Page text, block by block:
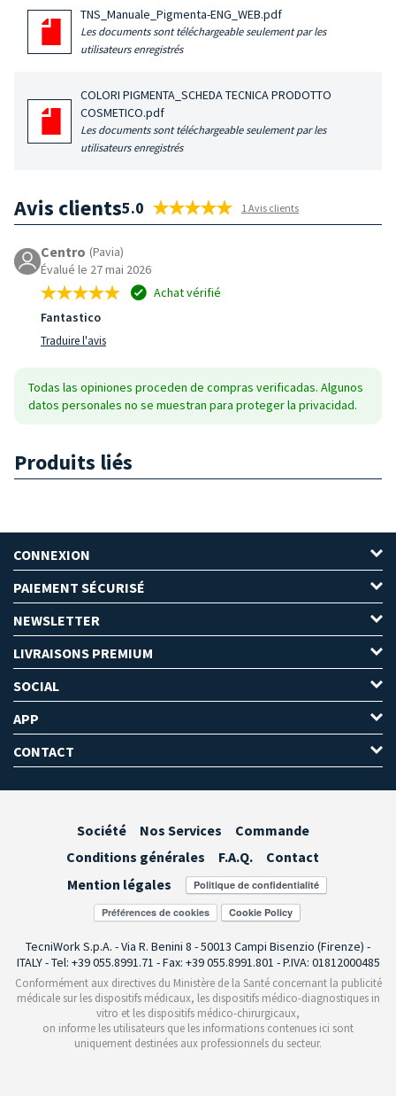
TNS_Manuale_Pigmenta-ENG_WEB.pdf
Les documents sont téléchargeable seulement par les
utilisateurs enregistrés
COLORI PIGMENTA_SCHEDA TECNICA PRODOTTO
COSMETICO.pdf
Les documents sont téléchargeable seulement par les
utilisateurs enregistrés
Avis clients5.0 1 Avis clients
Centro (Pavia)
Évalué le 27 mai 2026
Achat vérifié
Fantastico
Traduire l'avis
Todas las opiniones proceden de compras verificadas. Algunos
datos personales no se muestran para proteger la privacidad.
Produits liés
CONNEXION
PAIEMENT SÉCURISÉ
NEWSLETTER
LIVRAISONS PREMIUM
SOCIAL
APP
CONTACT
Société Nos Services
Commande
Conditions générales
F.A.Q.
Contact
Mention légales
Préférences de cookies
TecniWork S.p.A. - Via R. Benini 8 - 50013 Campi Bisenzio (Firenze) -
ITALY - Tel: +39 055.8991.71 - Fax: +39 055.8991.801 - P.IVA: 01812000485
Conformément aux directives du Ministère de la Santé concernant la publicité
médicale sur les dispositifs médicaux, les dispositifs médico-diagnostiques in
vitro et les dispositifs médico-chirurgicaux,
on informe les utilisateurs que les informations contenues ici sont
uniquement destinées aux professionnels du secteur.